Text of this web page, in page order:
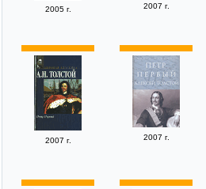
2005 г. 2007 г.
2007 г. 2007 г.